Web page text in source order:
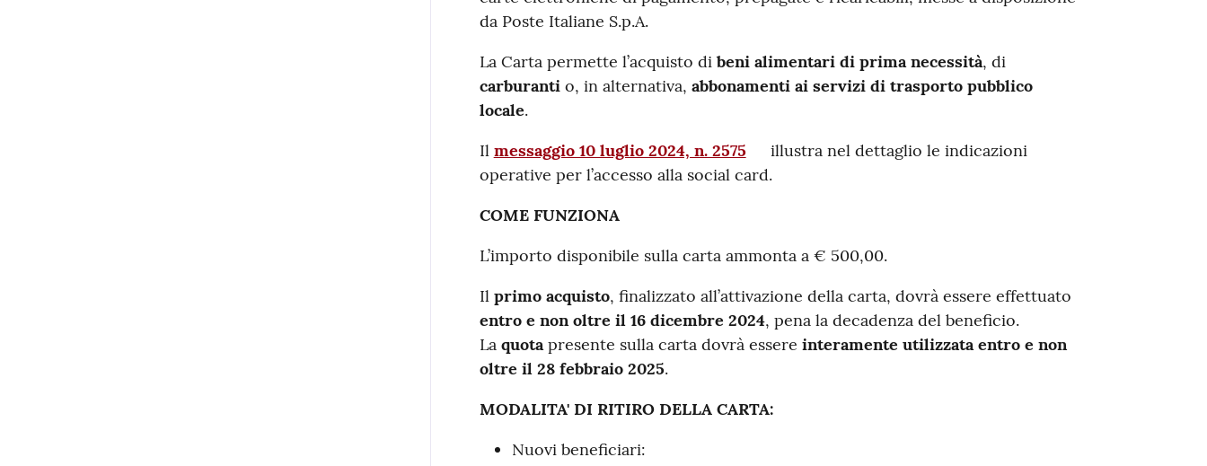
da Poste Italiane S.p.A.
La Carta permette l’acquisto di beni alimentari di prima necessità, di
carburanti o, in alternativa, abbonamenti ai servizi di trasporto pubblico
locale.
Il messaggio 10 luglio 2024, n. 2575
illustra nel dettaglio le indicazioni
operative per l’accesso alla social card.
COME FUNZIONA
L’importo disponibile sulla carta ammonta a € 500,00.
Il primo acquisto, finalizzato all’attivazione della carta, dovrà essere effettuato
entro e non oltre il 16 dicembre 2024, pena la decadenza del beneficio.
La quotapresente sulla carta dovrà essere interamente utilizzata entro e non
oltre il 28 febbraio 2025.
MODALITA' DI RITIRO DELLA CARTA:
Nuovi beneficiari: